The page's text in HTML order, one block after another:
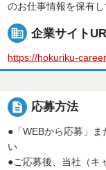
のお仕事情報を保有
business 企業サイト
https://hokuriku-
description 応募方法
●「WEBから応募」
い
●ご応募後、当社（キ